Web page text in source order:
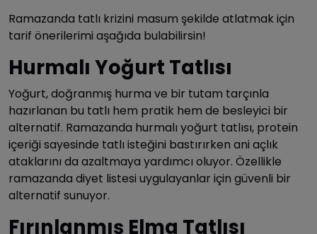
Ramazanda tatlı krizini masum şekilde atlatmak için
tarif önerilerimi aşağıda bulabilirsin!
Hurmalı Yoğurt Tatlısı
Yoğurt, doğranmış hurma ve bir tutam tarçınla
hazırlanan bu tatlı hem pratik hem de besleyici bir
alternatif. Ramazanda hurmalı yoğurt tatlısı, protein
içeriği sayesinde tatlı isteğini bastırırken ani açlık
ataklarını da azaltmaya yardımcı oluyor. Özellikle
ramazanda diyet listesi uygulayanlar için güvenli bir
alternatif sunuyor.
Fırınlanmış Elma Tatlısı